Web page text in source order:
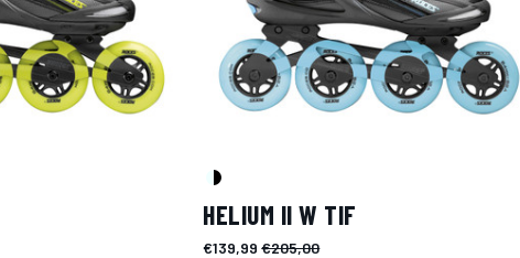
HELIUM II W TIF
€139,99 €205,00